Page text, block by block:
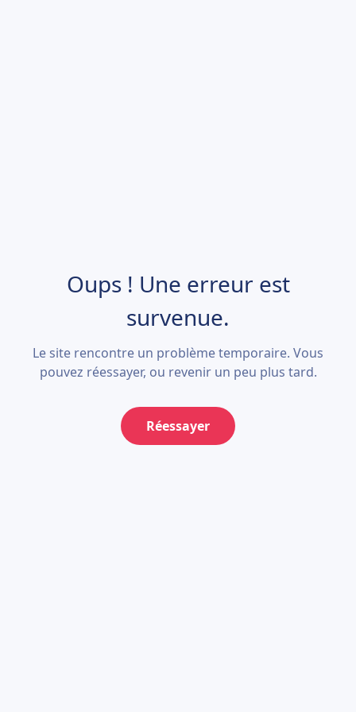
Oups ! Une erreur est
survenue.
Le site rencontre un problème temporaire. Vous
pouvez réessayer, ou revenir un peu plus tard.
Réessayer